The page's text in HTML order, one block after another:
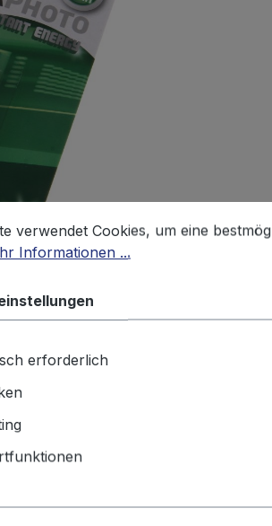
Produktsicherheit
Hagenuk Eurofone
Cookies, um eine
verwendet Cookies, um eine
Informationen ...
erforderlich